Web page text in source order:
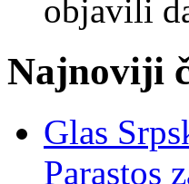
objavili
Najnoviji
Glas
Parastos